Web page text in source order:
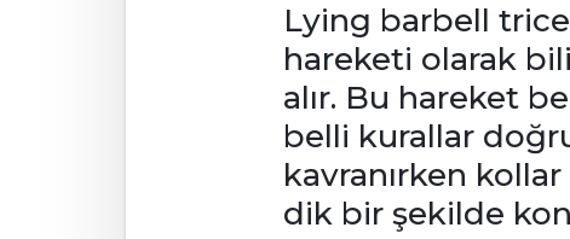
Lying barbell
hareketi olarak
alır. Bu hareket
belli kurallar
kavranırken kollar
dik bir şekilde